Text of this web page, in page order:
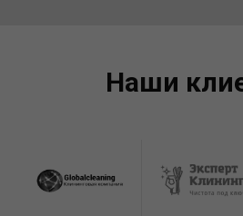
Наши